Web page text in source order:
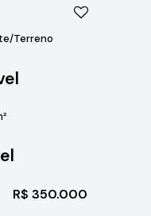
Terreno
R$ 350.000